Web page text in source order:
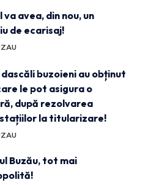
va avea, din nou, un
de ecarisaj!
buzoieni au obținut
le pot asigura o
după rezolvarea
la titularizare!
Buzău, tot mai